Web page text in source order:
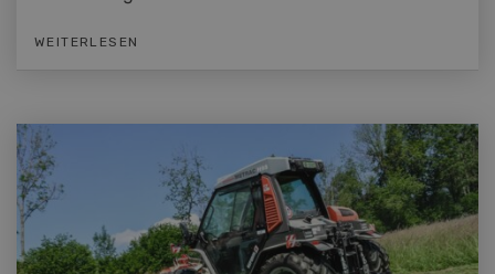
WEITERLESEN